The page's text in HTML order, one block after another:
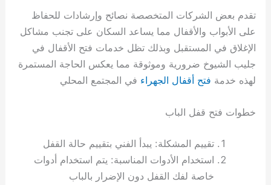
تقدم بعض الشركات المتخصصة نصائح وإرشادات للحفاظ
على الأبواب والأقفال مما يساعد السكان على تجنب مشاكل
الإغلاق في المستقبل وبذلك تظل خدمات فتح الأقفال في
جليب الشيوخ ضرورية وموثوقة مما يعكس الحاجة المستمرة
لهذه خدمة فتح أقفال الجهراء في المجتمع المحلي
خطوات فتح قفل الباب
تقييم المشكلة: يبدأ الفني بتقييم حالة القفل
استخدام الأدوات المناسبة: يتم استخدام أدوات
خاصة لفك القفل دون الإضرار بالباب